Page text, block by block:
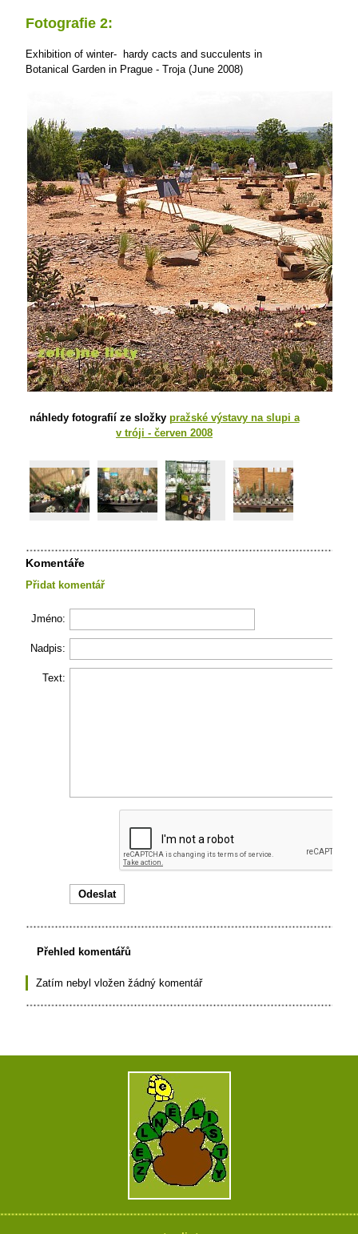
Fotografie 2:
Exhibition of winter- hardy cacts and succulents in
Botanical Garden in Prague - Troja (June 2008)
náhledy fotografií ze složky pražské výstavy na slupi a
v tróji - červen 2008
Komentáře
Přidat komentář
Jméno:
Nadpis:
Text:
Přehled komentářů
Zatím nebyl vložen žádný komentář